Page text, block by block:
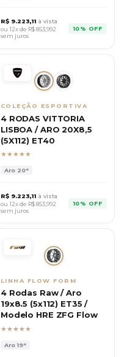
R$ 9.223,11 à vista
ou 12x de R$853,992
sem juros
10% OFF
COLEÇÃO ESPORTIVA
4 RODAS VITTORIA
LISBOA / ARO 20X8,5
(5X112) ET40
★★★★★
Aro 20"
R$ 9.223,11 à vista
ou 12x de R$853,992
sem juros
10% OFF
LINHA FLOW FORM
4 Rodas Raw / Aro
19x8.5 (5x112) ET35 /
Modelo HRE ZFG Flow
★★★★★
Aro19"